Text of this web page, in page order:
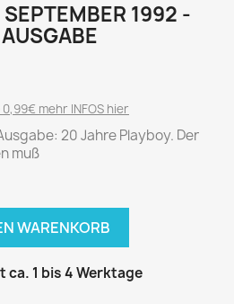
1992 -
mehr INFOS hier
20 Jahre Playboy. Der
muß
WARENKORB
ca. 1 bis 4 Werktage